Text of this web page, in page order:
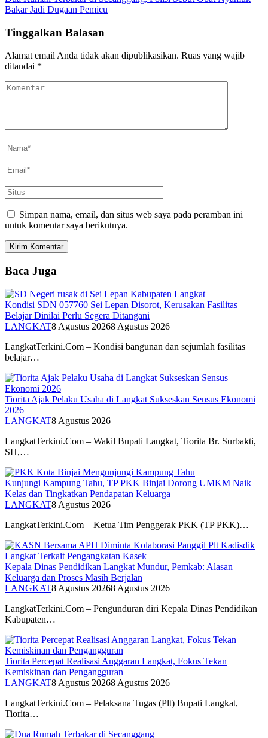
Bakar Jadi Dugaan Pemicu
Tinggalkan Balasan
Alamat email Anda tidak akan dipublikasikan. Ruas yang wajib
ditandai *
Simpan nama, email, dan situs web saya pada peramban ini
untuk komentar saya berikutnya.
Baca Juga
Kondisi SDN 057760 Sei Lepan Disorot, Kerusakan Fasilitas
Belajar Dinilai Perlu Segera Ditangani
LANGKAT8 Agustus 20268 Agustus 2026
LangkatTerkini.Com – Kondisi bangunan dan sejumlah fasilitas
belajar…
Tiorita Ajak Pelaku Usaha di Langkat Sukseskan Sensus Ekonomi
2026
LANGKAT8 Agustus 2026
LangkatTerkini.Com – Wakil Bupati Langkat, Tiorita Br. Surbakti,
SH,…
Kunjungi Kampung Tahu, TP PKK Binjai Dorong UMKM Naik
Kelas dan Tingkatkan Pendapatan Keluarga
LANGKAT8 Agustus 2026
LangkatTerkini.Com – Ketua Tim Penggerak PKK (TP PKK)…
Kepala Dinas Pendidikan Langkat Mundur, Pemkab: Alasan
Keluarga dan Proses Masih Berjalan
LANGKAT8 Agustus 20268 Agustus 2026
LangkatTerkini.Com – Pengunduran diri Kepala Dinas Pendidikan
Kabupaten…
Tiorita Percepat Realisasi Anggaran Langkat, Fokus Tekan
Kemiskinan dan Pengangguran
LANGKAT8 Agustus 20268 Agustus 2026
LangkatTerkini.Com – Pelaksana Tugas (Plt) Bupati Langkat,
Tiorita…